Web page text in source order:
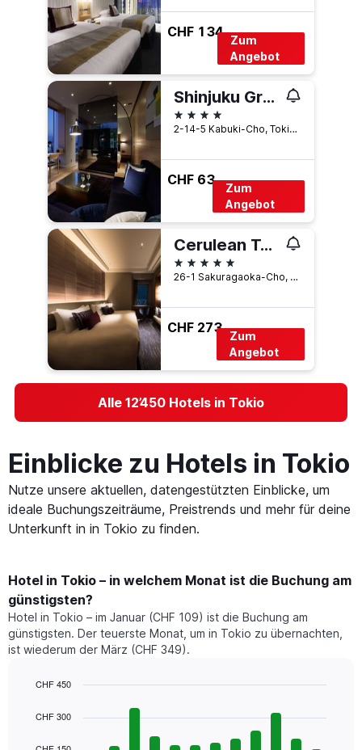
CHF 134
Zum
Angebot
Shinjuku Granbell Hotel
4 Sterne
2-14-5 Kabuki-Cho, Tokio, Japan
CHF 63
Zum
Angebot
Cerulean Tower Tokyu Hotel, A Pan Pacific Partner Hotel
5 Sterne
26-1 Sakuragaoka-Cho, Shibuya-ku, Tokio, Japan
CHF 273
Zum
Angebot
Alle 12’450 Hotels in Tokio
Einblicke zu Hotels in Tokio
Nutze unsere aktuellen, datengestützten Einblicke, um
ideale Buchungszeiträume, Preistrends und mehr für deine
Unterkunft in in Tokio zu finden.
Hotel in Tokio – in welchem Monat ist die Buchung am
günstigsten?
Hotel in Tokio – im Januar (CHF 109) ist die Buchung am
günstigsten. Der teuerste Monat, um in Tokio zu übernachten,
ist wiederum der März (CHF 349).
chart
graphic.
CHF 300
CHF 450